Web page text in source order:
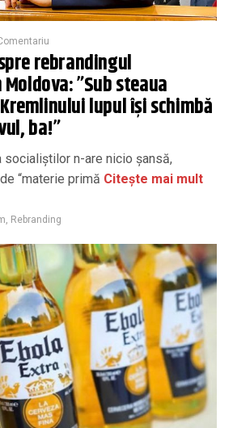
rebrandingul
”Sub steaua
lupul își schimbă
ba!”
socialiștilor n-are nicio șansă,
“materie primă Citește mai mult
, Rebranding